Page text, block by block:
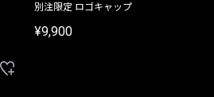
別注限定 ロゴキャップ
¥9,900